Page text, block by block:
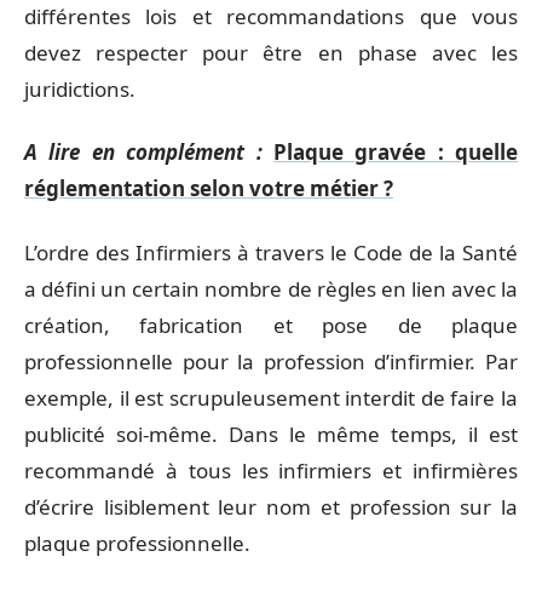
différentes lois et recommandations que vous
devez respecter pour être en phase avec les
juridictions.
A lire en complément : Plaque gravée : quelle
réglementation selon votre métier ?
L’ordre des Infirmiers à travers le Code de la Santé
a défini un certain nombre de règles en lien avec la
création, fabrication et pose de plaque
professionnelle pour la profession d’infirmier. Par
exemple, il est scrupuleusement interdit de faire la
publicité soi-même. Dans le même temps, il est
recommandé à tous les infirmiers et infirmières
d’écrire lisiblement leur nom et profession sur la
plaque professionnelle.